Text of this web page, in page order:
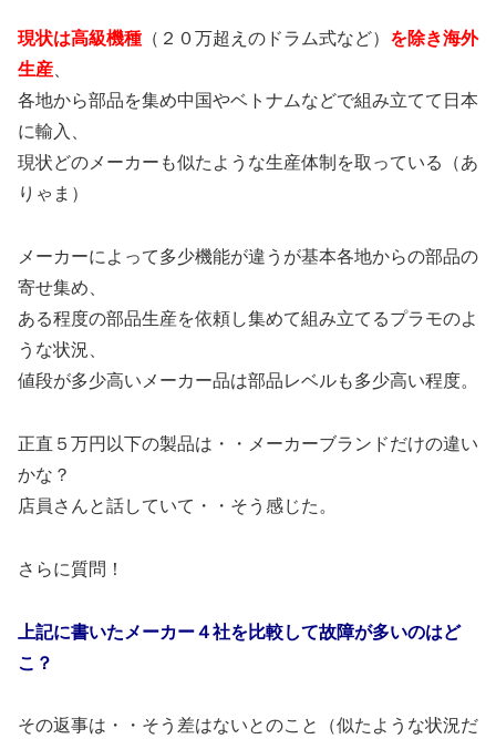
現状は高級機種 （２０万超えのドラム式など） を除き海外
生産、
各地から部品を集め中国やベトナムなどで組み立てて日本
に輸入、
現状どのメーカーも似たような生産体制を取っている（あ
りゃま）
メーカーによって多少機能が違うが基本各地からの部品の
寄せ集め、
ある程度の部品生産を依頼し集めて組み立てるプラモのよ
うな状況、
値段が多少高いメーカー品は部品レベルも多少高い程度。
正直５万円以下の製品は・・メーカーブランドだけの違い
かな？
店員さんと話していて・・そう感じた。
さらに質問！
上記に書いたメーカー４社を比較して故障が多いのはど
こ？
その返事は・・そう差はないとのこと（似たような状況だ